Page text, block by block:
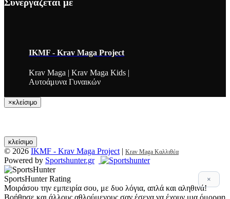
Συνεργάζεται με
IKMF - Krav Maga Project
Krav Maga | Krav Maga Kids |
Αυτοάμυνα Γυναικών
×κλείσιμο
κλείσιμο
© 2026 IKMF - Krav Maga Project| Krav Maga Καλλιθέα
Powered by Sportshunter.gr
×
SportsHunter Rating
Μοιράσου την εμπειρία σου, με δυο λόγια, απλά και αληθινά!